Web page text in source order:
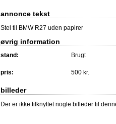
annonce tekst
Stel til BMW R27 uden papirer
øvrig information
stand: Brugt
pris: 500 kr.
billeder
Der er ikke tilknyttet nogle billeder til